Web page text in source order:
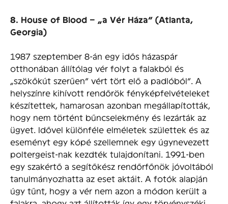
8. House of Blood – „a Vér Háza” (Atlanta,
Georgia)
1987 szeptember 8-án egy idős házaspár
otthonában állítólag vér folyt a falakból és
„szökőkút szerűen” vért tört elő a padlóból“. A
helyszínre kihívott rendőrök fényképfelvételeket
készítettek, hamarosan azonban megállapították,
hogy nem történt bűncselekmény és lezárták az
ügyet. Idővel különféle elméletek születtek és az
eseményt egy kópé szellemnek egy úgynevezett
poltergeist-nak kezdték tulajdonítani. 1991-ben
egy szakértő a segítőkész rendőrfőnök jóvoltából
tanulmányozhatta az eset aktáit. A fotók alapján
úgy tűnt, hogy a vér nem azon a módon került a